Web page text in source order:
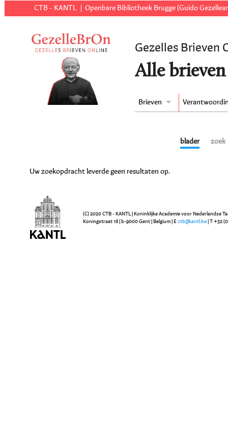
CTB - KANTL Openbare Bibliotheek Brugge (Guido
Gezelles Brieven
Alle brieven
Brieven
blader zoek
Uw zoekopdracht leverde geen resultaten op.
(C) 2020 CTB - KANTL | Koninklijke Academie voor Nederlandse
Koningstraat 18 | b-9000 Gent | Belgium | E ctb@kantl.be | T +32